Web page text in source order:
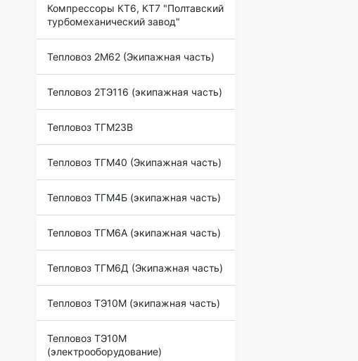
Компрессоры КТ6, КТ7 "Полтавский
турбомеханический завод"
Тепловоз 2М62 (Экипажная часть)
Тепловоз 2ТЭ116 (экипажная часть)
Тепловоз ТГМ23В
Тепловоз ТГМ40 (Экипажная часть)
Тепловоз ТГМ4Б (экипажная часть)
Тепловоз ТГМ6А (экипажная часть)
Тепловоз ТГМ6Д (Экипажная часть)
Тепловоз ТЭ10М (экипажная часть)
Тепловоз ТЭ10М
(электрооборудование)